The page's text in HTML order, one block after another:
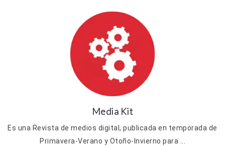
Media Kit
Es una Revista de medios digital, publicada en temporada de
Primavera-Verano y Otoño-Invierno para ...